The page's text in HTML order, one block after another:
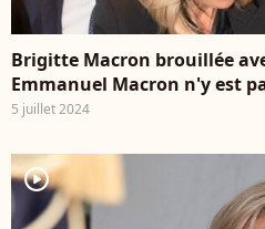
Brigitte Macron brouillée
Emmanuel Macron n'y est
5 juillet 2024
player2